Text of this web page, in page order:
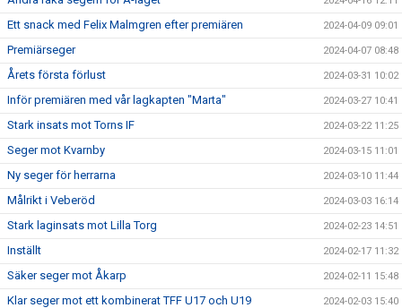
Ett snack med Felix Malmgren efter premiären 2024-04-09 09:01
Premiärseger 2024-04-07 08:48
Årets första förlust 2024-03-31 10:02
Inför premiären med vår lagkapten "Marta" 2024-03-27 10:41
Stark insats mot Torns IF 2024-03-22 11:25
Seger mot Kvarnby 2024-03-15 11:01
Ny seger för herrarna 2024-03-10 11:44
Målrikt i Veberöd 2024-03-03 16:14
Stark laginsats mot Lilla Torg 2024-02-23 14:51
Inställt 2024-02-17 11:32
Säker seger mot Åkarp 2024-02-11 15:48
Klar seger mot ett kombinerat TFF U17 och U19 2024-02-03 15:40